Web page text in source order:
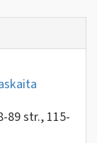
89 str., 115-